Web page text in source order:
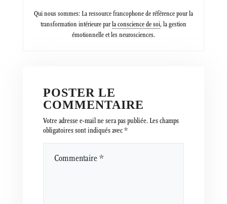
Qui nous sommes: La ressource francophone de référence pour la
transformation intérieure parla conscience de soi, la gestion
émotionnelle et les neurosciences.
POSTER LE
COMMENTAIRE
Votre adresse e-mail ne sera pas publiée.Les champs
obligatoires sont indiqués avec*